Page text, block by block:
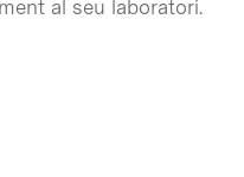
al seu laboratori.